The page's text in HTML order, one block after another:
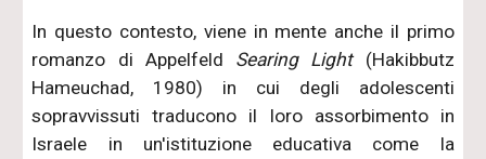
In questo contesto, viene in mente anche il primo
romanzo di Appelfeld Searing Light(Hakibbutz
Hameuchad, 1980) in cui degli adolescenti
sopravvissuti traducono il loro assorbimento in
Israele in un'istituzione educativa come la